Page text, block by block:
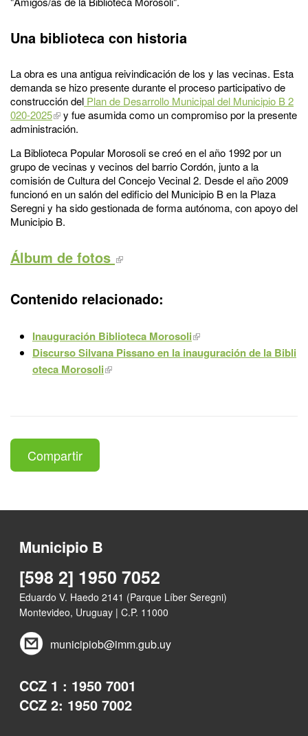
Una biblioteca con historia
La obra es una antigua reivindicación de los y las vecinas. Esta
demanda se hizo presente durante el proceso participativo de
construcción del Plan de Desarrollo Municipal del Municipio B 2
020-2025
y fue asumida como un compromiso por la presente
administración.
La Biblioteca Popular Morosoli se creó en el año 1992 por un
grupo de vecinas y vecinos del barrio Cordón, junto a la
comisión de Cultura del Concejo Vecinal 2. Desde el año 2009
funcionó en un salón del edificio del Municipio B en la Plaza
Seregni y ha sido gestionada de forma autónoma, con apoyo del
Municipio B.
Álbum de fotos
Contenido relacionado:
Inauguración Biblioteca Morosoli
Discurso Silvana Pissano en la inauguración de la Bibli
oteca Morosoli
Compartir
Municipio B
[598 2] 1950 7052
Eduardo V. Haedo 2141 (Parque Líber Seregni)
Montevideo, Uruguay | C.P. 11000
municipiob@imm.gub.uy
CCZ 1 : 1950 7001
CCZ 2: 1950 7002